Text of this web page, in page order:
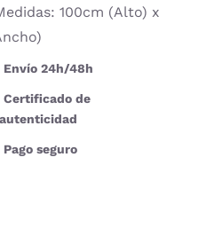
100cm (Alto) x
Envío 24h/48h
Certificado de
autenticidad
Pago seguro